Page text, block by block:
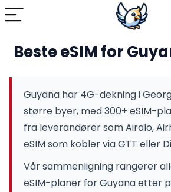
Beste eSIM for
Guyana har 4G-dekning i
større byer, med 300+ eSIM-
fra leverandører som Airalo,
eSIM som kobler via GTT eller
Vår sammenligning rangerer
eSIM-planer for Guyana etter